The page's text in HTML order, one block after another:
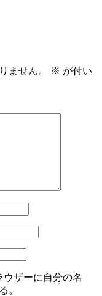
ません。 ※ が付い
ザーに自分の名
。